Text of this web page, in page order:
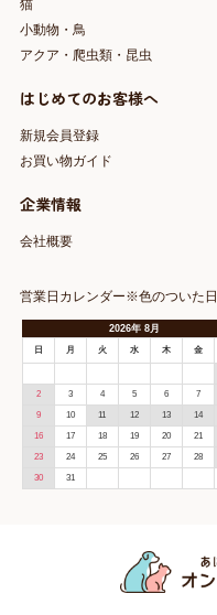
猫
小動物・鳥
アクア・爬虫類・昆虫
はじめてのお客様へ
新規会員登録
お買い物ガイド
企業情報
会社概要
営業日カレンダー※色のついた日
2026年 8月
日 月 火 水 木 金
2 3 4 5 6 7
9 10 11 12 13 14
16 17 18 19 20 21
23 24 25 26 27 28
30 31